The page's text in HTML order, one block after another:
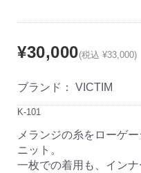
¥30,000(税込 ¥33,000)
ブランド： VICTIM
K-101
メランジの糸をローゲ
ニット。
一枚での着用も、イン